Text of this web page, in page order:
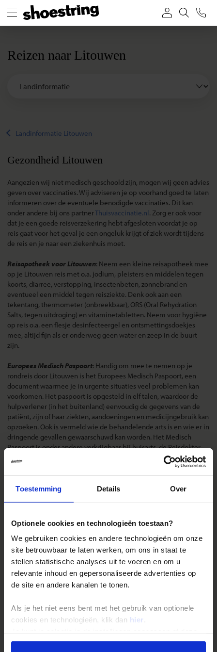
Toestemming Details Over
Optionele cookies en technologieën toestaan?
We gebruiken cookies en andere technologieën om onze
site betrouwbaar te laten werken, om ons in staat te
stellen statistische analyses uit te voeren en om u
relevante inhoud en gepersonaliseerde advertenties op
de site en andere kanalen te tonen.
Als je het niet eens bent met het gebruik van optionele
cookies en technologieën, klik dan hier .
onder aan de pagina op elk gewenst moment voor de
Reizen naar Litouwen
Landinformatie Litouwen
Gezondheid Litouwen
Aangezien wij niet medisch geschoold zijn, mogen wij geen advies
geven over vaccinaties. Wij adviseren je op voorhand goed te laten
informeren over de eventuele benodigde vaccinaties. Dit kan
onder andere bij ons partnerThuisvaccinatie.nl. Zorg er ook voor
dat je een goede reisverzekering hebt afgesloten voordat je op
reis gaat voor het geval je een ongeluk krijgt of ziek wordt tijdens
de reis en je naar een ziekenhuis moet.
Reisapotheek voor Litouwen: Neem een kleine reisapotheek mee
op je Litouwen reis met o.a. jodium, pleisters en middelen tegen
koorts, diarree, verstopping, insectenbeten, zonnebrand en
eventueel een middel tegen reisziekte. Denk ook aan een
tekentang, thermometer (onbreekbaar), ORS (Oral Rehydration
Salts, tegen uitdroging) en vitaminetabletten. Neem voor hygiëne
op reis o.a. een flesje desinfecteergel en ontsmettingsdoekjes
mee, altijd fijn als er onderweg geen water en zeep in de buurt
zijn.
Europees Medisch Paspoort: Handig om mee te nemen op je
rondreis door Litouwen is het Europees Medisch Paspoort, een
document waarmee je in urgente situaties veel problemen kan
voorkomen. Het paspoort is opgesteld in elf talen, waardoor de
hulpverlener (in het buitenland) eenvoudig de gegevens van de
patiënt, zijn of haar ziekten, aandoeningen en medicijngebruik kan
opzoeken. Ook is vermeld wie de behandelende arts is en wie er in
dringende gevallen gewaarschuwd kan worden. Het Medisch
Paspoort is onder andere verkrijgbaar bij huisarts, de Reisdokter,
Reizen met Shoestring
De belangrijkste info op een rij
Bestemmingen
Duurzaam reizen
Veelgestelde vragen